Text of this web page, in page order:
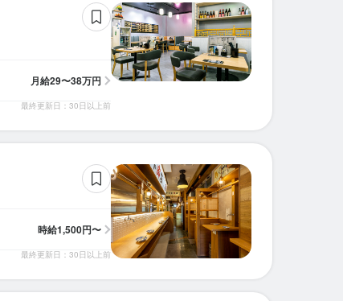
月給29〜38万円
最終更新日：30日以上前
時給1,500円〜
最終更新日：30日以上前